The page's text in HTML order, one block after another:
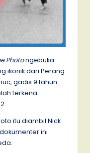
Photongebuka
ikonik dari Perang
gadis 9 tahun
terkena
itu diambil Nick
ini